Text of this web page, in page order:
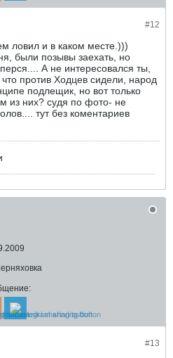
#12
ловил и в каком месте.)))
были позывы заехать, но
А не интересовался ты,
что против Ходцев сидели, народ
подлещик, но вот только
из них? судя по фото- не
тут без коментариев
#13